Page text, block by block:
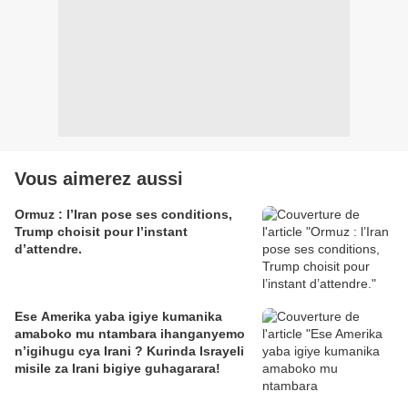
Vous aimerez aussi
Ormuz : l’Iran pose ses conditions,
Trump choisit pour l’instant
d’attendre.
Ese Amerika yaba igiye kumanika
amaboko mu ntambara ihanganyemo
n’igihugu cya Irani ? Kurinda Israyeli
misile za Irani bigiye guhagarara!